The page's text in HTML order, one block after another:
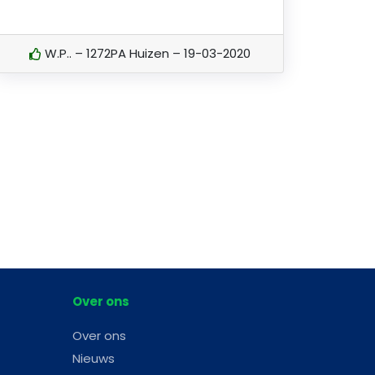
W.P.. – 1272PA Huizen – 19-03-2020
Over ons
Over ons
Nieuws